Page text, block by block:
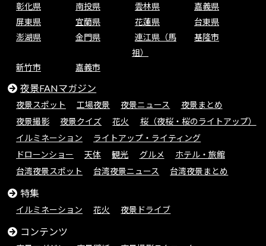
彰化県
南投県 雲林県
嘉義県
屏東県
宜蘭県 花蓮県
台東県
澎湖県
金門県
連江県（馬
祖）
基隆市
新竹市 嘉義市
夜景FANマガジン
夜景スポット 工場夜景 夜景ニュース
夜景まとめ
夜景撮影
夜景クイズ 花火
桜（夜桜・桜のライトアップ）
イルミネーション
ライトアップ・ライティング
ドローンショー
天体 観光 グルメ
ホテル・旅館
台湾夜景スポット
台湾夜景ニュース 台湾夜景まとめ
特集
イルミネーション 花火 夜景ドライブ
コンテンツ